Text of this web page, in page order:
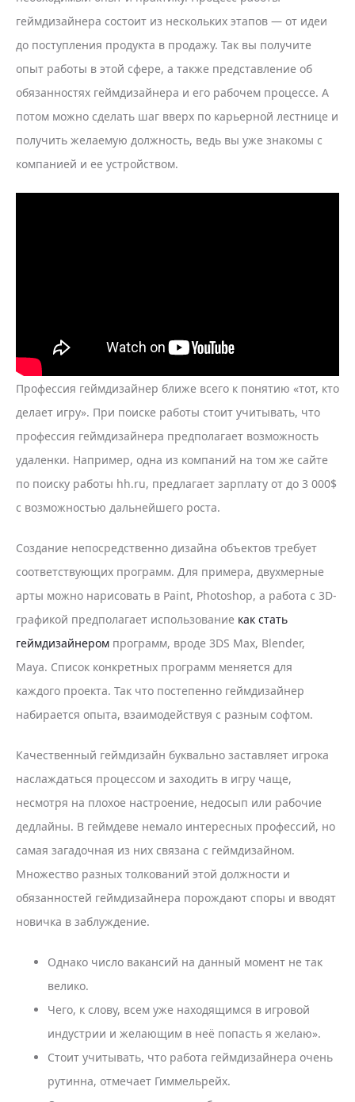
геймдизайнера состоит из нескольких этапов — от идеи
до поступления продукта в продажу. Так вы получите
опыт работы в этой сфере, а также представление об
обязанностях геймдизайнера и его рабочем процессе. А
потом можно сделать шаг вверх по карьерной лестнице и
получить желаемую должность, ведь вы уже знакомы с
компанией и ее устройством.
Профессия геймдизайнер ближе всего к понятию «тот, кто
делает игру». При поиске работы стоит учитывать, что
профессия геймдизайнера предполагает возможность
удаленки. Например, одна из компаний на том же сайте
по поиску работы hh.ru, предлагает зарплату от до 3 000$
с возможностью дальнейшего роста.
Создание непосредственно дизайна объектов требует
соответствующих программ. Для примера, двухмерные
арты можно нарисовать в Paint, Photoshop, а работа с 3D-
графикой предполагает использование как стать
геймдизайнером программ, вроде 3DS Max, Blender,
Maya. Список конкретных программ меняется для
каждого проекта. Так что постепенно геймдизайнер
набирается опыта, взаимодействуя с разным софтом.
Качественный геймдизайн буквально заставляет игрока
наслаждаться процессом и заходить в игру чаще,
несмотря на плохое настроение, недосып или рабочие
дедлайны. В геймдеве немало интересных профессий, но
самая загадочная из них связана с геймдизайном.
Множество разных толкований этой должности и
обязанностей геймдизайнера порождают споры и вводят
новичка в заблуждение.
Однако число вакансий на данный момент не так
велико.
Чего, к слову, всем уже находящимся в игровой
индустрии и желающим в неё попасть я желаю».
Стоит учитывать, что работа геймдизайнера очень
рутинна, отмечает Гиммельрейх.